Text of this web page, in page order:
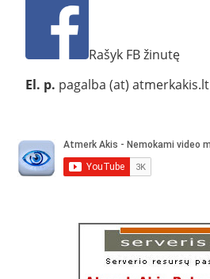
Rašyk FB žinutę
El. p. pagalba (at) atmerkakis.lt